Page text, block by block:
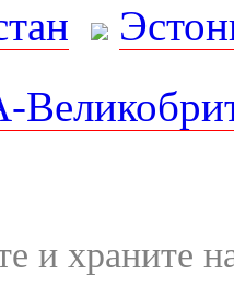
и храните